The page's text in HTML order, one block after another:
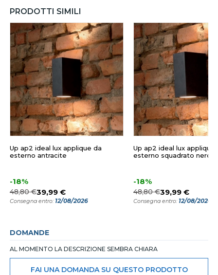
PRODOTTI SIMILI
Up ap2 ideal lux applique da
esterno antracite
-18%
48,80 €39,99 €
Consegna entro: 12/08/2026
Up ap2 ideal lux applique
esterno squadrato nero
-18%
48,80 €39,99 €
Consegna entro: 12/08/2026
DOMANDE
AL MOMENTO LA DESCRIZIONE SEMBRA CHIARA
FAI UNA DOMANDA SU QUESTO PRODOTTO